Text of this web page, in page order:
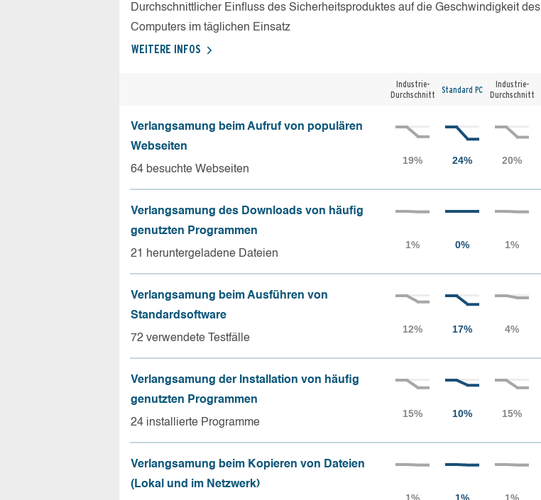
Durchschnittlicher Einfluss des Sicherheitsproduktes auf die Geschwindigkeit des
Computers im täglichen Einsatz
WEITERE INFOS
Industrie-
Durchschnitt
Standard PC
Industrie-
Durchschnitt
Verlangsamung beim Aufruf von populären
Webseiten
64 besuchte Webseiten
Verlangsamung des Downloads von häufig
genutzten Programmen
21 heruntergeladene Dateien
Verlangsamung beim Ausführen von
Standardsoftware
72 verwendete Testfälle
Verlangsamung der Installation von häufig
genutzten Programmen
24 installierte Programme
Verlangsamung beim Kopieren von Dateien
(Lokal und im Netzwerk)